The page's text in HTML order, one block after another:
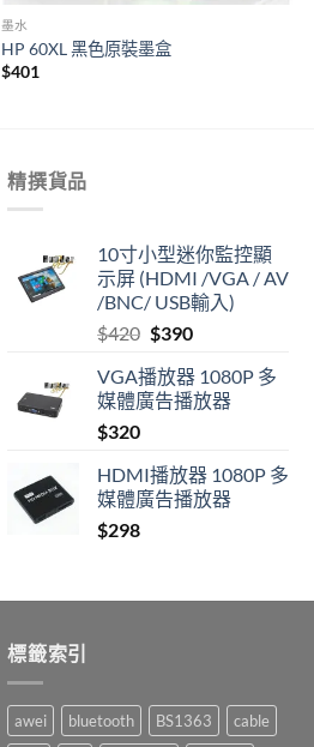
墨水
HP 60XL 黑色原裝墨盒
$401
精撰貨品
10寸小型迷你監控顯
示屏 (HDMI /VGA / AV
/BNC/ USB輸入)
$420 Original
was:
$420.
$390Current
is:
$390.
VGA播放器 1080P 多
媒體廣告播放器
$320
HDMI播放器 1080P 多
媒體廣告播放器
$298
標籤索引
awei bluetooth BS1363
cable